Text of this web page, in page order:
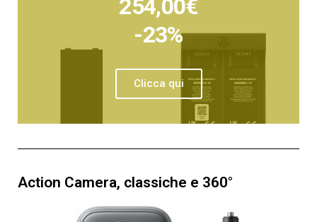
254,00€
-23%
Clicca qui
Action Camera, classiche e 360°